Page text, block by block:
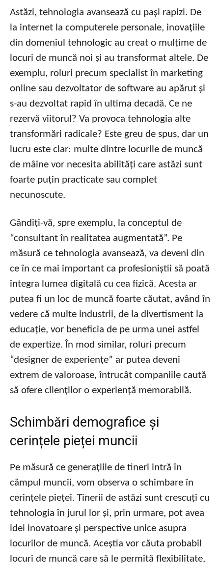
Astăzi, tehnologia avansează cu pași rapizi. De
la internet la computerele personale, inovațiile
din domeniul tehnologic au creat o mulțime de
locuri de muncă noi și au transformat altele. De
exemplu, roluri precum specialist în marketing
online sau dezvoltator de software au apărut și
s-au dezvoltat rapid în ultima decadă. Ce ne
rezervă viitorul? Va provoca tehnologia alte
transformări radicale? Este greu de spus, dar un
lucru este clar: multe dintre locurile de muncă
de mâine vor necesita abilități care astăzi sunt
foarte puțin practicate sau complet
necunoscute.
Gândiți-vă, spre exemplu, la conceptul de
“consultant în realitatea augmentată”. Pe
măsură ce tehnologia avansează, va deveni din
ce în ce mai important ca profesioniștii să poată
integra lumea digitală cu cea fizică. Acesta ar
putea fi un loc de muncă foarte căutat, având în
vedere că multe industrii, de la divertisment la
educație, vor beneficia de pe urma unei astfel
de expertize. În mod similar, roluri precum
“designer de experiențe” ar putea deveni
extrem de valoroase, întrucât companiile caută
să ofere clienților o experiență memorabilă.
Schimbări demografice și
cerințele pieței muncii
Pe măsură ce generațiile de tineri intră în
câmpul muncii, vom observa o schimbare în
cerințele pieței. Tinerii de astăzi sunt crescuți cu
tehnologia în jurul lor și, prin urmare, pot avea
idei inovatoare și perspective unice asupra
locurilor de muncă. Aceștia vor căuta probabil
locuri de muncă care să le permită flexibilitate,